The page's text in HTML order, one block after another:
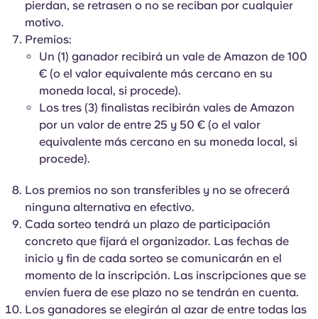
pierdan, se retrasen o no se reciban por cualquier
motivo.
Premios:
Un (1) ganador recibirá un vale de Amazon de 100
€ (o el valor equivalente más cercano en su
moneda local, si procede).
Los tres (3) finalistas recibirán vales de Amazon
por un valor de entre 25 y 50 € (o el valor
equivalente más cercano en su moneda local, si
procede).
Los premios no son transferibles y no se ofrecerá
ninguna alternativa en efectivo.
Cada sorteo tendrá un plazo de participación
concreto que fijará el organizador. Las fechas de
inicio y fin de cada sorteo se comunicarán en el
momento de la inscripción. Las inscripciones que se
envíen fuera de ese plazo no se tendrán en cuenta.
Los ganadores se elegirán al azar de entre todas las